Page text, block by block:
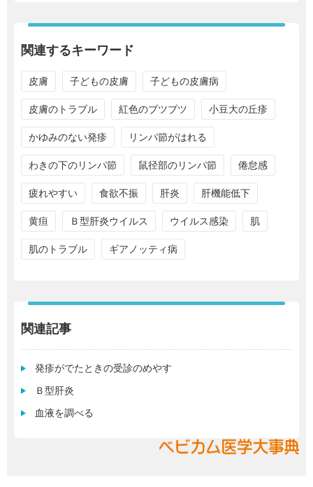
関連するキーワード
皮膚 子どもの皮膚 子どもの皮膚病
皮膚のトラブル 紅色のブツブツ 小豆大の丘疹
かゆみのない発疹 リンパ節がはれる
わきの下のリンパ節 鼠径部のリンパ節 倦怠感
疲れやすい 食欲不振 肝炎 肝機能低下
黄疸 Ｂ型肝炎ウイルス ウイルス感染 肌
肌のトラブル ギアノッティ病
関連記事
発疹がでたときの受診のめやす
Ｂ型肝炎
血液を調べる